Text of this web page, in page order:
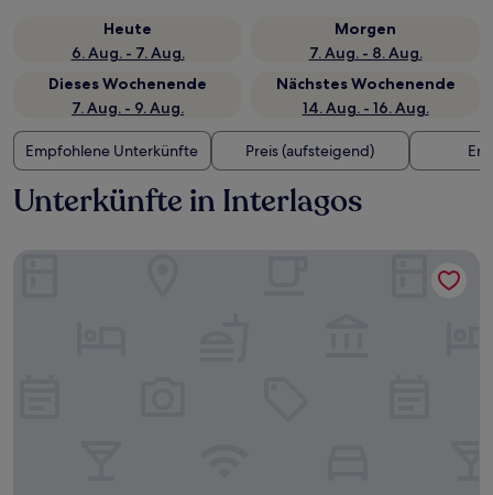
Heute
6. Aug. - 7. Aug.
Morgen
7. Aug. - 8. Aug.
Dieses Wochenende
7. Aug. - 9. Aug.
Nächstes Wochenende
14. Aug. - 16. Aug.
Empfohlene Unterkünfte Preis (aufsteigend)
Unterkünfte in Interlagos